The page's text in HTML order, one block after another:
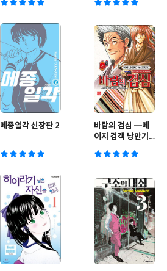
메종일각 신장판 2
바람의 검심 ―메
이지 검객 낭만기